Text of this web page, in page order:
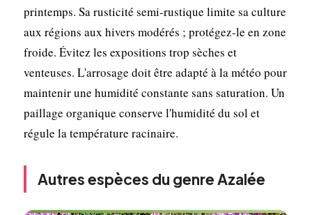
printemps. Sa rusticité semi-rustique limite sa culture
aux régions aux hivers modérés ; protégez-le en zone
froide. Évitez les expositions trop sèches et
venteuses. L'arrosage doit être adapté à la météo pour
maintenir une humidité constante sans saturation. Un
paillage organique conserve l'humidité du sol et
régule la température racinaire.
Autres espèces du genre Azalée